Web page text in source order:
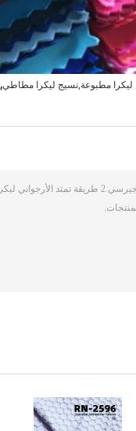
مطبوعة,نسيج ليكرا مطاطي,